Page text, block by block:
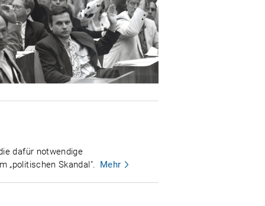
dafür notwendige
„politischen Skandal".
Mehr